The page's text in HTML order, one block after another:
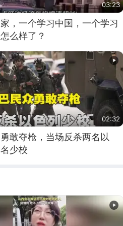
03:23
，一个学习中国，一个学习
么样了？
02:32
敢夺枪，当场反杀两名以
少校